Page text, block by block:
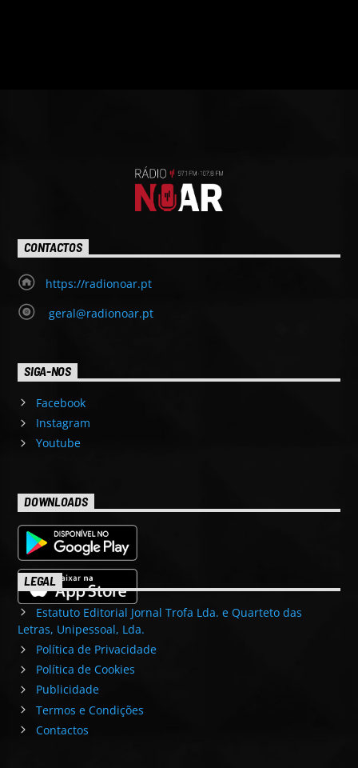
CONTACTOS
https://radionoar.pt
geral@radionoar.pt
SIGA-NOS
Facebook
Instagram
Youtube
DOWNLOADS
LEGAL
Estatuto Editorial Jornal Trofa Lda. e Quarteto das
Letras, Unipessoal, Lda.
Política de Privacidade
Política de Cookies
Publicidade
Termos e Condições
Contactos